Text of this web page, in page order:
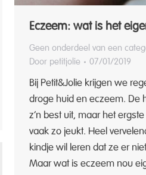
Eczeem: wat is het
Geen onderdeel van een
Door petitjolie 07/01/2019
Bij Petit&Jolie krijgen we
droge huid en eczeem. De
z’n best uit, maar het
vaak zo jeukt. Heel
kindje wil leren dat ze er
Maar wat is eczeem nou